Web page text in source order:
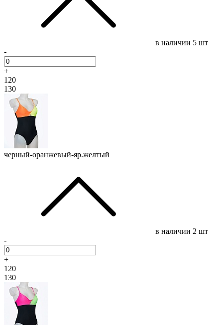
в наличии 5 шт
-
+
120
130
черный-оранжевый-яр.желтый
в наличии 2 шт
-
+
120
130